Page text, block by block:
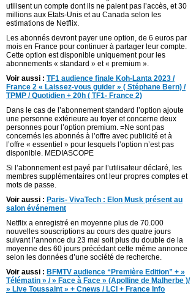
utilisent un compte dont ils ne paient pas l’accès, et 30
millions aux Etats-Unis et au Canada selon les
estimations de Netflix.
Les abonnés devront payer une option, de 6 euros par
mois en France pour continuer à partager leur compte.
Cette option est disponible uniquement pour les
abonnements « standard » et « premium ».
Voir aussi : TF1 audience finale Koh-Lanta 2023 /
France 2 « Laissez-vous guider » ( Stéphane Bern) /
TPMP / Quotidien + 20h ( TF1- France 2)
Dans le cas de l’abonnement standard l’option ajoute
une personne extérieure au foyer et concerne deux
personnes pour l’option premium. =Ne sont pas
concernés les abonnés à l’offre avec publicité et à
l’offre « essentiel » pour lesquels l’option n’est pas
disponible. MEDIASCOPE
Si l’abonnement est payé par l’utilisateur déclaré, les
membres supplémentaires ont leur propres comptes et
mots de passe.
Voir aussi : Paris- VivaTech : Elon Musk présent au
salon événement
Netflix a enregistré en moyenne plus de 70.000
nouvelles souscriptions au cours des quatre jours
suivant l’annonce du 23 mai soit plus du double de la
moyenne des 60 jours précédant cette même annonce
selon les données d’une société de recherche.
Voir aussi : BFMTV audience “Première Edition” + »
Télématin » / » Face à Face » (Apolline de Malherbe )/
» Live Toussaint » + Cnews / LCI + France Info